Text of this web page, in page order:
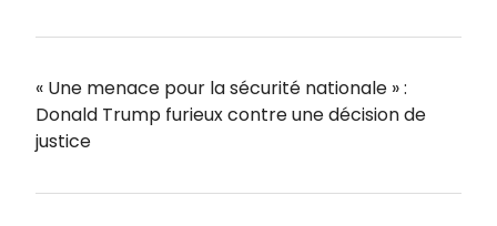
« Une menace pour la sécurité nationale » :
Donald Trump furieux contre une décision de
justice